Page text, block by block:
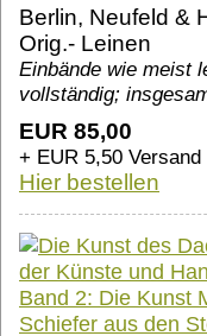
Berlin, Neufeld &
Orig.- Leinen
Einbände wie meist
vollständig;
EUR 85,00
+ EUR 5,50
Hier bestellen